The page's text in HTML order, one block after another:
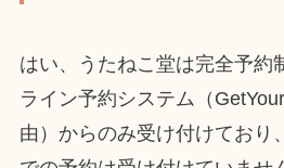
はい、うたねこ堂は完全予約
ライン予約システム（
由）からのみ受け付けており